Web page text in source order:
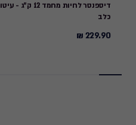
דיספנסר לחיות מחמד 12 ק"ג -
כלב
229.90
229.90 ₪